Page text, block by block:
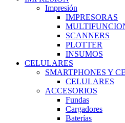
Impresión
IMPRESORAS
SCANNERS
PLOTTER
INSUMOS
CELULARES
SMARTPHONES Y
CELULARES
ACCESORIOS
Fundas
Cargadores
Baterías